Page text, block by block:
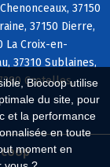
Biocoop utilise
du site, pour
et la performance
en toute
moment en
37150
37150 Dierre,
La Croix-en-
37310 Sublaines,
Crotelles,